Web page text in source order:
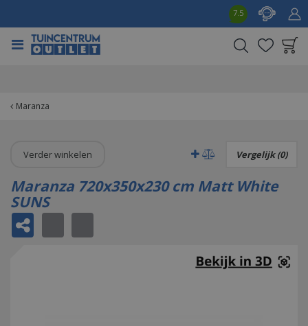
Maranza
7.5
Verder winkelen Vergelijk (0)
Maranza 720x350x230 cm Matt White
SUNS